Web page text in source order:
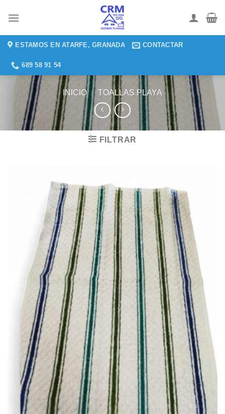
ESTAMOS EN ATARFE, GRANADA CONTACTAR
689 58 91 54
INICIO / TOALLAS PLAYA
FILTRAR